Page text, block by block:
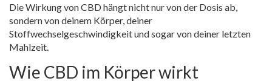
Die Wirkung von CBD hängt nicht nur von der Dosis ab,
sondern von deinem Körper, deiner
Stoffwechselgeschwindigkeit und sogar von deiner letzten
Mahlzeit.
Wie CBD im Körper wirkt